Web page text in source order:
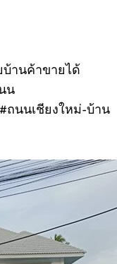
บ้านค้าขายได้
น
ถนนเชียงใหม่-บ้าน